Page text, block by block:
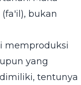
bukan
memproduksi
yang
tentunya